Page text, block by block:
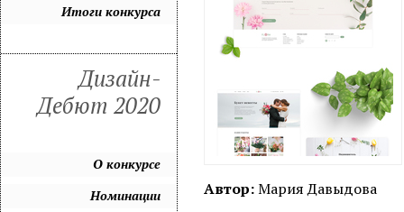
Автор:Мария Давыдова
Итоги конкурса
Дизайн-
Дебют 2020
О конкурсе
Номинации